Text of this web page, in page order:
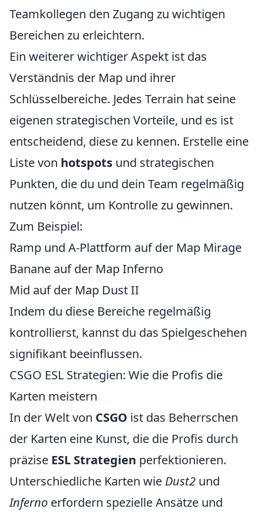
Teamkollegen den Zugang zu wichtigen
Bereichen zu erleichtern.
Ein weiterer wichtiger Aspekt ist das
Verständnis der Map und ihrer
Schlüsselbereiche. Jedes Terrain hat seine
eigenen strategischen Vorteile, und es ist
entscheidend, diese zu kennen. Erstelle eine
Liste von hotspots und strategischen
Punkten, die du und dein Team regelmäßig
nutzen könnt, um Kontrolle zu gewinnen.
Zum Beispiel:
Ramp und A-Plattform auf der Map Mirage
Banane auf der Map Inferno
Mid auf der Map Dust II
Indem du diese Bereiche regelmäßig
kontrollierst, kannst du das Spielgeschehen
signifikant beeinflussen.
CSGO ESL Strategien: Wie die Profis die
Karten meistern
In der Welt von CSGO ist das Beherrschen
der Karten eine Kunst, die die Profis durch
präzise ESL Strategien perfektionieren.
Unterschiedliche Karten wie Dust2 und
Inferno erfordern spezielle Ansätze und